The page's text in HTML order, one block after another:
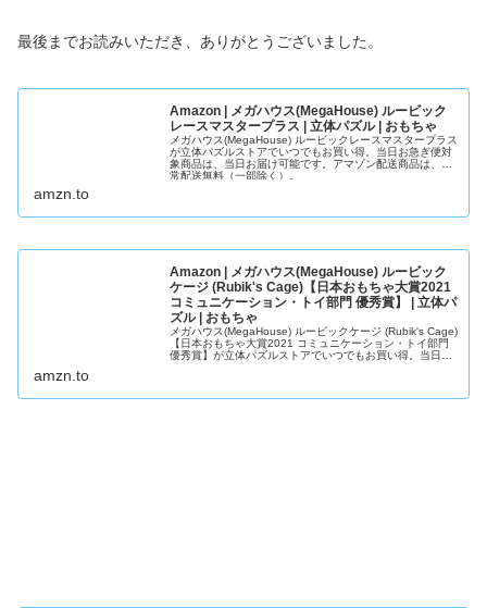
最後までお読みいただき、ありがとうございました。
Amazon | メガハウス(MegaHouse) ルービック
レースマスタープラス | 立体パズル | おもちゃ
メガハウス(MegaHouse) ルービックレースマスタープラス
が立体パズルストアでいつでもお買い得。当日お急ぎ便対
象商品は、当日お届け可能です。アマゾン配送商品は、通
常配送無料（一部除く）。
amzn.to
Amazon | メガハウス(MegaHouse) ルービック
ケージ (Rubik's Cage)【日本おもちゃ大賞2021
コミュニケーション・トイ部門 優秀賞】 | 立体パ
ズル | おもちゃ
メガハウス(MegaHouse) ルービックケージ (Rubik's Cage)
【日本おもちゃ大賞2021 コミュニケーション・トイ部門
優秀賞】が立体パズルストアでいつでもお買い得。当日お
amzn.to